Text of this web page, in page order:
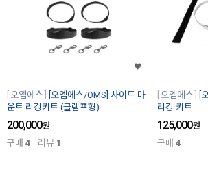
오엠에스
[오엠에스/OMS] 사이드 마
운트 리깅키트 (클램프형)
200,000원
구매 4 리뷰 1
오엠에스
[
리깅 키트
125,000원
구매 4